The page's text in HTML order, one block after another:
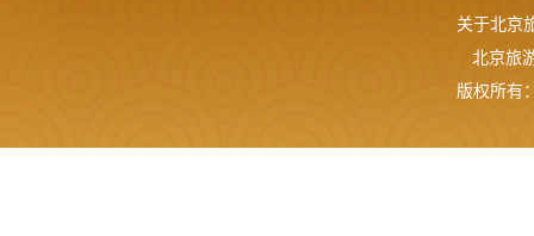
关于北京
北京旅
版权所有